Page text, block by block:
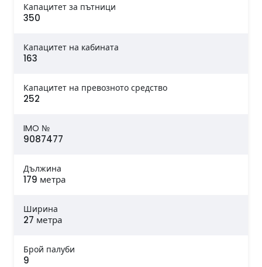
Капацитет за пътници
350
Капацитет на кабината
163
Капацитет на превозното средство
252
IMO №
9087477
Дължина
179 метра
Ширина
27 метра
Брой палуби
9